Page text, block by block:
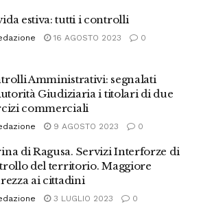
estiva: tutti i controlli
16 AGOSTO 2023 0
Amministrativi: segnalati
Giudiziaria i titolari di due
commerciali
9 AGOSTO 2023 0
di Ragusa. Servizi Interforze di
del territorio. Maggiore
ai cittadini
3 LUGLIO 2023 0